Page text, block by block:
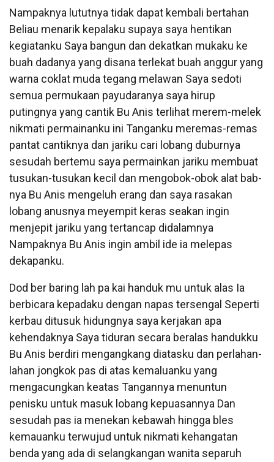
Nampaknya lututnya tidak dapat kembali bertahan
Beliau menarik kepalaku supaya saya hentikan
kegiatanku Saya bangun dan dekatkan mukaku ke
buah dadanya yang disana terlekat buah anggur yang
warna coklat muda tegang melawan Saya sedoti
semua permukaan payudaranya saya hirup
putingnya yang cantik Bu Anis terlihat merem-melek
nikmati permainanku ini Tanganku meremas-remas
pantat cantiknya dan jariku cari lobang duburnya
sesudah bertemu saya permainkan jariku membuat
tusukan-tusukan kecil dan mengobok-obok alat bab-
nya Bu Anis mengeluh erang dan saya rasakan
lobang anusnya meyempit keras seakan ingin
menjepit jariku yang tertancap didalamnya
Nampaknya Bu Anis ingin ambil ide ia melepas
dekapanku.
Dod ber baring lah pa kai handuk mu untuk alas Ia
berbicara kepadaku dengan napas tersengal Seperti
kerbau ditusuk hidungnya saya kerjakan apa
kehendaknya Saya tiduran secara beralas handukku
Bu Anis berdiri mengangkang diatasku dan perlahan-
lahan jongkok pas di atas kemaluanku yang
mengacungkan keatas Tangannya menuntun
penisku untuk masuk lobang kepuasannya Dan
sesudah pas ia menekan kebawah hingga bles
kemauanku terwujud untuk nikmati kehangatan
benda yang ada di selangkangan wanita separuh